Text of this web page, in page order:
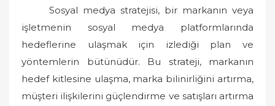
Sosyal medya stratejisi, bir markanın veya
işletmenin sosyal medya platformlarında
hedeflerine ulaşmak için izlediği plan ve
yöntemlerin bütünüdür. Bu strateji, markanın
hedef kitlesine ulaşma, marka bilinirliğini artırma,
müşteri ilişkilerini güçlendirme ve satışları artırma